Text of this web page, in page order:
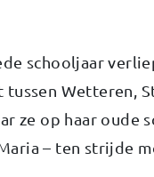
schooljaar
tussen Wetteren,
ze op haar oude
– ten strijde